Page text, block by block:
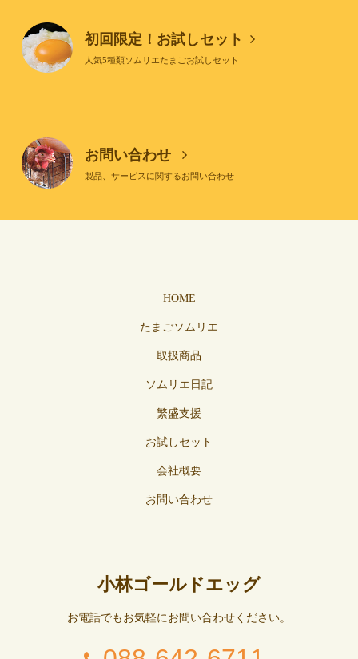
初回限定！お試しセット
人気5種類ソムリエたまごお試しセット
お問い合わせ
製品、サービスに関するお問い合わせ
HOME
たまごソムリエ
取扱商品
ソムリエ日記
繁盛支援
お試しセット
会社概要
お問い合わせ
小林ゴールドエッグ
お電話でもお気軽にお問い合わせください。